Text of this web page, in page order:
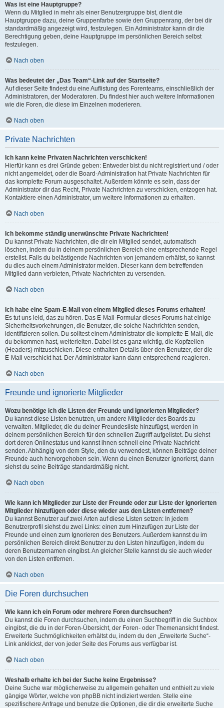
Was ist eine Hauptgruppe?
Wenn du Mitglied in mehr als einer Benutzergruppe bist, dient die
Hauptgruppe dazu, deine Gruppenfarbe sowie den Gruppenrang, der bei dir
standardmäßig angezeigt wird, festzulegen. Ein Administrator kann dir die
Berechtigung geben, deine Hauptgruppe im persönlichen Bereich selbst
festzulegen.
Nach oben
Was bedeutet der „Das Team“-Link auf der Startseite?
Auf dieser Seite findest du eine Auflistung des Forenteams, einschließlich der
Administratoren, der Moderatoren. Du findest hier auch weitere Informationen
wie die Foren, die diese im Einzelnen moderieren.
Nach oben
Private Nachrichten
Ich kann keine Privaten Nachrichten verschicken!
Hierfür kann es drei Gründe geben: Entweder bist du nicht registriert und / oder
nicht angemeldet, oder die Board-Administration hat Private Nachrichten für
das komplette Forum ausgeschaltet. Außerdem könnte es sein, dass der
Administrator dir das Recht, Private Nachrichten zu verschicken, entzogen hat.
Kontaktiere einen Administrator, um weitere Informationen zu erhalten.
Nach oben
Ich bekomme ständig unerwünschte Private Nachrichten!
Du kannst Private Nachrichten, die dir ein Mitglied sendet, automatisch
löschen, indem du in deinem persönlichen Bereich eine entsprechende Regel
erstellst. Falls du belästigende Nachrichten von jemandem erhältst, so kannst
du dies auch einem Administrator melden. Dieser kann dem betreffenden
Mitglied dann verbieten, Private Nachrichten zu versenden.
Nach oben
Ich habe eine Spam-E-Mail von einem Mitglied dieses Forums erhalten!
Es tut uns leid, das zu hören. Das E-Mail-Formular dieses Forums hat einige
Sicherheitsvorkehrungen, die Benutzer, die solche Nachrichten senden,
identifizieren sollen. Du solltest einem Administrator die komplette E-Mail, die
du bekommen hast, weiterleiten. Dabei ist es ganz wichtig, die Kopfzeilen
(Headers) mitzuschicken. Diese enthalten Details über den Benutzer, der die
E-Mail verschickt hat. Der Administrator kann dann entsprechend reagieren.
Nach oben
Freunde und ignorierte Mitglieder
Wozu benötige ich die Listen der Freunde und ignorierten Mitglieder?
Du kannst diese Listen benutzen, um andere Mitglieder des Boards zu
verwalten. Mitglieder, die du deiner Freundesliste hinzufügst, werden in
deinem persönlichen Bereich für den schnellen Zugriff aufgelistet. Du siehst
dort deren Onlinestatus und kannst ihnen schnell eine Private Nachricht
senden. Abhängig von dem Style, den du verwendest, können Beiträge deiner
Freunde auch hervorgehoben sein. Wenn du einen Benutzer ignorierst, dann
siehst du seine Beiträge standardmäßig nicht.
Nach oben
Wie kann ich Mitglieder zur Liste der Freunde oder zur Liste der ignorierten
Mitglieder hinzufügen oder diese wieder aus den Listen entfernen?
Du kannst Benutzer auf zwei Arten auf diese Listen setzen: In jedem
Benutzerprofil siehst du zwei Links: einen zum Hinzufügen zur Liste der
Freunde und einen zum Ignorieren des Benutzers. Außerdem kannst du im
persönlichen Bereich direkt Benutzer zu den Listen hinzufügen, indem du
deren Benutzernamen eingibst. An gleicher Stelle kannst du sie auch wieder
von den Listen entfernen.
Nach oben
Die Foren durchsuchen
Wie kann ich ein Forum oder mehrere Foren durchsuchen?
Du kannst die Foren durchsuchen, indem du einen Suchbegriff in die Suchbox
eingibst, die du in der Foren-Übersicht, der Foren- oder Themenansicht findest.
Erweiterte Suchmöglichkeiten erhältst du, indem du den „Erweiterte Suche“-
Link anklickst, der von jeder Seite des Forums aus verfügbar ist.
Nach oben
Weshalb erhalte ich bei der Suche keine Ergebnisse?
Deine Suche war möglicherweise zu allgemein gehalten und enthielt zu viele
gängige Wörter, welche von phpBB nicht indiziert werden. Stelle eine
spezifischere Anfrage und benutze die Optionen, die dir die erweiterte Suche